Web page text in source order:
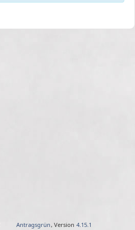
Antragsgrün , Version 4.15.1